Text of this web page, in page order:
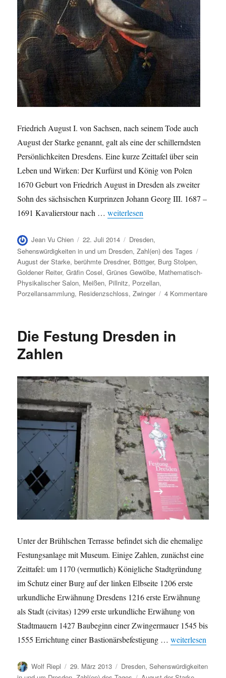
Friedrich August I. von Sachsen, nach seinem Tode auch
August der Starke genannt, galt als eine der schillerndsten
Persönlichkeiten Dresdens. Eine kurze Zeittafel über sein
Leben und Wirken: Der Kurfürst und König von Polen
1670 Geburt von Friedrich August in Dresden als zweiter
Sohn des sächsischen Kurprinzen Johann Georg III. 1687 –
1691 Kavalierstour nach …„August der Starke in Zahlen“
weiterlesen
Autor
Jean Vu Chien
Veröffentlicht
am
22. Juli 2014 Kategorien
Dresden,
Sehenswürdigkeiten in und um Dresden,Zahl(en) des Tages
August der Starke,berühmte Dresdner, Böttger, Burg Stolpen,
Goldener Reiter,Gräfin Cosel,Grünes Gewölbe, Mathematisch-
Physikalischer Salon, Meißen, Pillnitz, Porzellan,
Porzellansammlung, Residenzschloss,Zwinger 4 Kommentarezu
Die Festung Dresden in
Zahlen
Unter der Brühlschen Terrasse befindet sich die ehemalige
Festungsanlage mit Museum. Einige Zahlen, zunächst eine
Zeittafel: um 1170 (vermutlich) Königliche Stadtgründung
im Schutz einer Burg auf der linken Elbseite 1206 erste
urkundliche Erwähnung Dresdens 1216 erste Erwähnung
als Stadt (civitas) 1299 erste urkundliche Erwähung von
Stadtmauern 1427 Baubeginn einer Zwingermauer 1545 bis
1555 Errichtung einer Bastionärsbefestigung …„Die Festung
weiterlesen
Autor
Wolf Riepl
Veröffentlicht
29. März 2013 Kategorien
Dresden,Sehenswürdigkeiten